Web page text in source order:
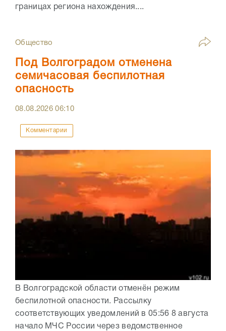
границах региона нахождения....
Общество
Под Волгоградом отменена
семичасовая беспилотная
опасность
08.08.202606:10
Комментарии
В Волгоградской области отменён режим
беспилотной опасности. Рассылку
соответствующих уведомлений в 05:56 8 августа
начало МЧС России через ведомственное